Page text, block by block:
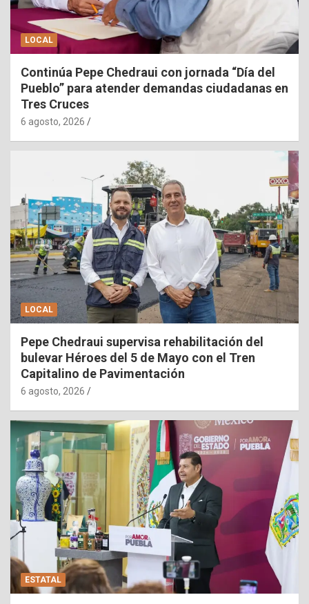
LOCAL
Continúa Pepe Chedraui con jornada “Día del
Pueblo” para atender demandas ciudadanas en
Tres Cruces
6 agosto, 2026
LOCAL
Pepe Chedraui supervisa rehabilitación del
bulevar Héroes del 5 de Mayo con el Tren
Capitalino de Pavimentación
6 agosto, 2026
ESTATAL